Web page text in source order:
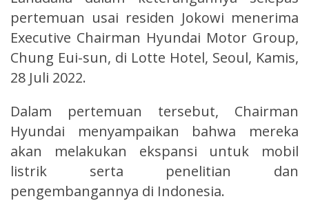
pertemuan usai residen Jokowi menerima
Executive Chairman Hyundai Motor Group,
Chung Eui-sun, di Lotte Hotel, Seoul, Kamis,
28 Juli 2022.
Dalam pertemuan tersebut, Chairman
Hyundai menyampaikan bahwa mereka
akan melakukan ekspansi untuk mobil
listrik serta penelitian dan
pengembangannya di Indonesia.